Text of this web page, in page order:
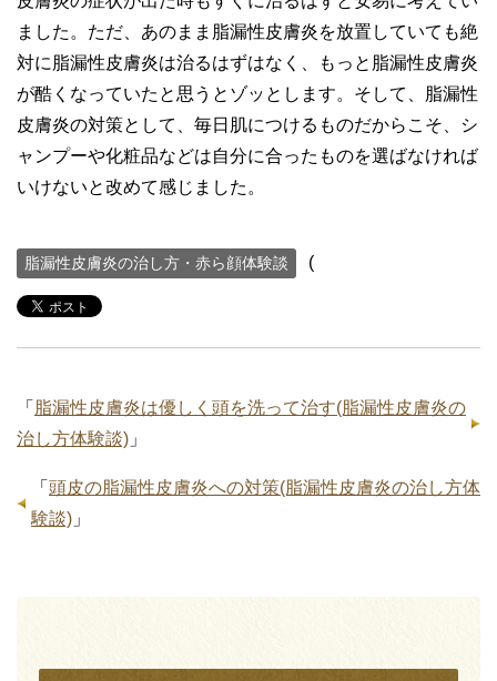
ました。ただ、あのまま脂漏性皮膚炎を放置していても絶
対に脂漏性皮膚炎は治るはずはなく、もっと脂漏性皮膚炎
が酷くなっていたと思うとゾッとします。そして、脂漏性
皮膚炎の対策として、毎日肌につけるものだからこそ、シ
ャンプーや化粧品などは自分に合ったものを選ばなければ
いけないと改めて感じました。
脂漏性皮膚炎の治し方・赤ら顔体験談 (
「 脂漏性皮膚炎は優しく頭を洗って治す(脂漏性皮膚炎の
治し方体験談) 」
「 頭皮の脂漏性皮膚炎への対策(脂漏性皮膚炎の治し方体
験談) 」